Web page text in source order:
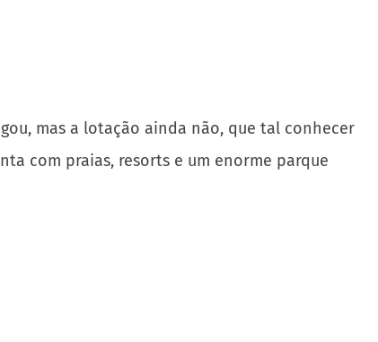
mas a lotação ainda não, que tal conhecer
com praias, resorts e um enorme parque